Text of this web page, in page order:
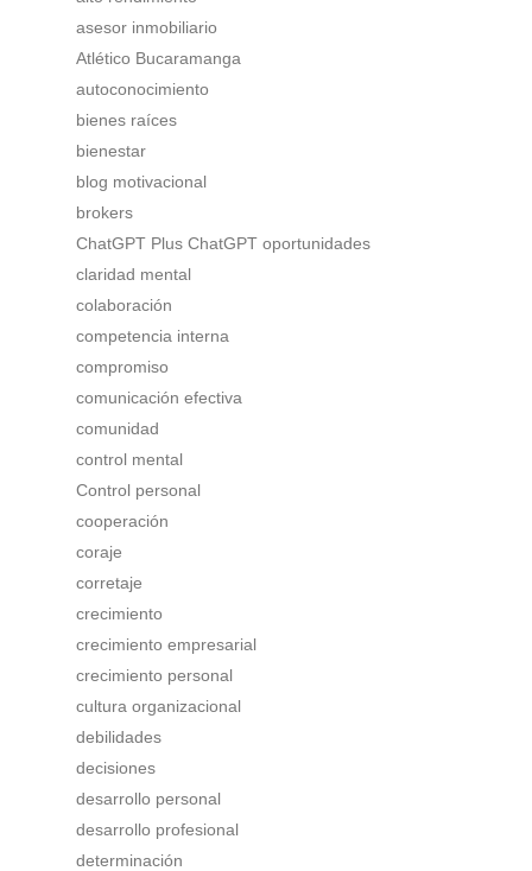
asesor inmobiliario
Atlético Bucaramanga
autoconocimiento
bienes raíces
bienestar
blog motivacional
brokers
ChatGPT Plus ChatGPT oportunidades
claridad mental
colaboración
competencia interna
compromiso
comunicación efectiva
comunidad
control mental
Control personal
cooperación
coraje
corretaje
crecimiento
crecimiento empresarial
crecimiento personal
cultura organizacional
debilidades
decisiones
desarrollo personal
desarrollo profesional
determinación